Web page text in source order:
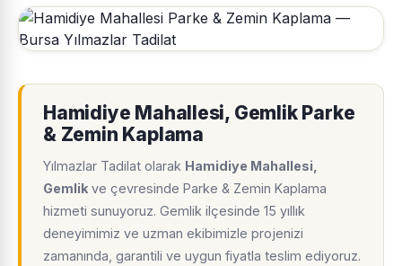
Hamidiye Mahallesi, Gemlik Parke
& Zemin Kaplama
Yılmazlar Tadilat olarak Hamidiye Mahallesi,
Gemlik ve çevresinde Parke & Zemin Kaplama
hizmeti sunuyoruz. Gemlik ilçesinde 15 yıllık
deneyimimiz ve uzman ekibimizle projenizi
zamanında, garantili ve uygun fiyatla teslim ediyoruz.